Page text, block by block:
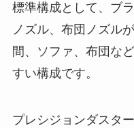
標準構成として、ブ
ノズル、布団ノズル
間、ソファ、布団な
すい構成です。
プレシジョンダスタ